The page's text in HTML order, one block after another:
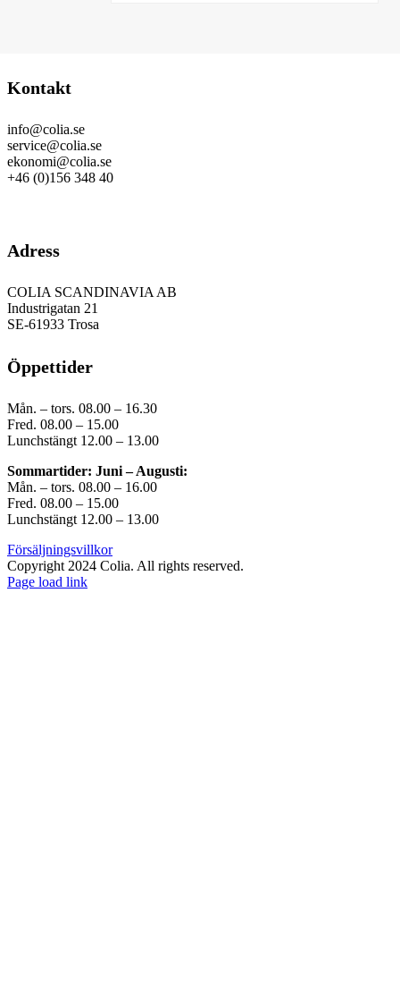
Kontakt
info@colia.se
service@colia.se
ekonomi@colia.se
+46 (0)156 348 40
Adress
COLIA SCANDINAVIA AB
Industrigatan 21
SE-61933 Trosa
Öppettider
Mån. – tors. 08.00 – 16.30
Fred. 08.00 – 15.00
Lunchstängt 12.00 – 13.00
Sommartider: Juni – Augusti:
Mån. – tors. 08.00 – 16.00
Fred. 08.00 – 15.00
Lunchstängt 12.00 – 13.00
Försäljningsvillkor
Copyright 2024 Colia. All rights reserved.
Page load link